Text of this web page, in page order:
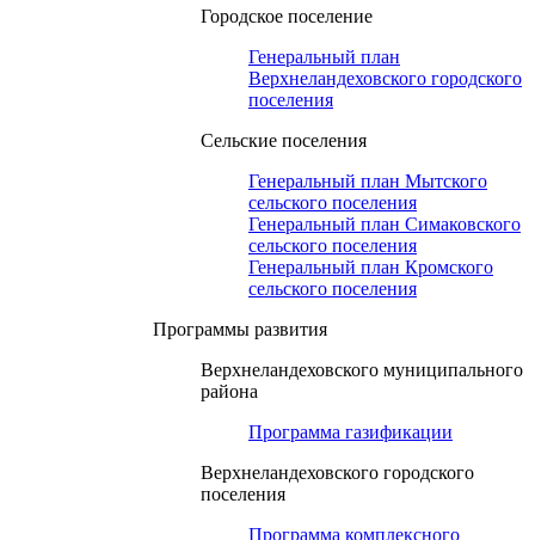
Городское поселение
Генеральный план
Верхнеландеховского городского
поселения
Сельские поселения
Генеральный план Мытского
сельского поселения
Генеральный план Симаковского
сельского поселения
Генеральный план Кромского
сельского поселения
Программы развития
Верхнеландеховского муниципального
района
Программа газификации
Верхнеландеховского городского
поселения
Программа комплексного